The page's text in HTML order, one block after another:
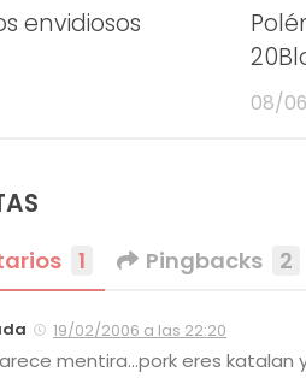
envidiosos
08/
1 Pingbacks 2
19/02/2006 a las 22:20
mentira…pork eres